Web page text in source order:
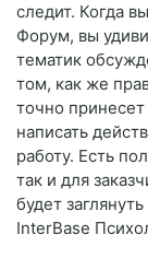
следит. Когда
Форум, вы
тематик
том, как же
точно
написать
работу. Есть
так и для
будет
InterBase